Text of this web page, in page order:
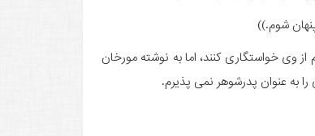
شوم.))
وی خواستگاری کنند، اما به نوشته مورخان
به عنوان پدرشوهر نمی پذیرم.